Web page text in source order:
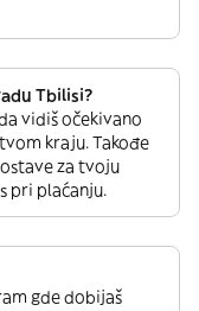
Tbilisi?
vidiš očekivano
kraju. Takođe
za tvoju
pri plaćanju.
gde dobijaš